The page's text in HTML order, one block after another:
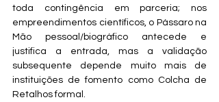
toda contingência em parceria; nos
empreendimentos científicos, o Pássaro na
Mão pessoal/biográfico antecede e
justifica a entrada, mas a validação
subsequente depende muito mais de
instituições de fomento como Colcha de
Retalhos formal.